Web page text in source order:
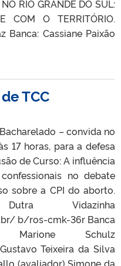
RIO GRANDE DO SUL:
COM O TERRITÓRIO.
Banca: Cassiane Paixão
TCC
– convida no
17 horas, para a defesa
de Curso: A influência
no debate
sobre a CPI do aborto.
Vidazinha
b/ros-cmk-36r Banca
Marione Schulz
Teixeira da Silva
(avaliador) Simone da